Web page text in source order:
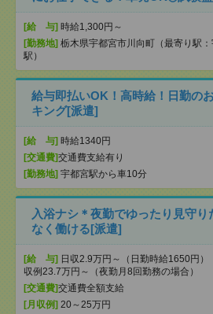
[給 与] 時給1,300円～
[勤務地] 栃木県宇都宮市川向町（最寄り駅
駅）
給与即払いOK！高時給！日勤の
キング[派遣]
[給 与] 時給1340円
[交通費]交通費支給有り
[勤務地] 宇都宮駅から車10分
入浴ナシ＊夜勤でゆったり見守り
なく働ける[派遣]
[給 与] 日収2.9万円～（日勤時給1650円
収例23.7万円～（夜勤月8回勤務の場合）
[交通費]交通費全額支給
[月収例] 20～25万円